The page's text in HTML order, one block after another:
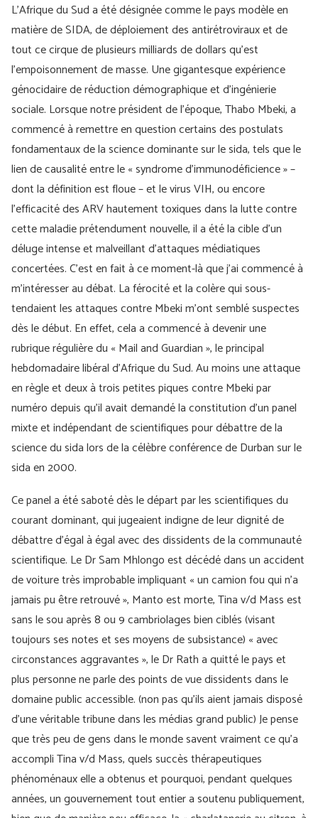
L’Afrique du Sud a été désignée comme le pays modèle en
matière de SIDA, de déploiement des antirétroviraux et de
tout ce cirque de plusieurs milliards de dollars qu’est
l’empoisonnement de masse. Une gigantesque expérience
génocidaire de réduction démographique et d’ingénierie
sociale. Lorsque notre président de l’époque, Thabo Mbeki, a
commencé à remettre en question certains des postulats
fondamentaux de la science dominante sur le sida, tels que le
lien de causalité entre le « syndrome d’immunodéficience » –
dont la définition est floue – et le virus VIH, ou encore
l’efficacité des ARV hautement toxiques dans la lutte contre
cette maladie prétendument nouvelle, il a été la cible d’un
déluge intense et malveillant d’attaques médiatiques
concertées. C’est en fait à ce moment-là que j’ai commencé à
m’intéresser au débat. La férocité et la colère qui sous-
tendaient les attaques contre Mbeki m’ont semblé suspectes
dès le début. En effet, cela a commencé à devenir une
rubrique régulière du « Mail and Guardian », le principal
hebdomadaire libéral d’Afrique du Sud. Au moins une attaque
en règle et deux à trois petites piques contre Mbeki par
numéro depuis qu’il avait demandé la constitution d’un panel
mixte et indépendant de scientifiques pour débattre de la
science du sida lors de la célèbre conférence de Durban sur le
sida en 2000.
Ce panel a été saboté dès le départ par les scientifiques du
courant dominant, qui jugeaient indigne de leur dignité de
débattre d’égal à égal avec des dissidents de la communauté
scientifique. Le Dr Sam Mhlongo est décédé dans un accident
de voiture très improbable impliquant « un camion fou qui n’a
jamais pu être retrouvé », Manto est morte, Tina v/d Mass est
sans le sou après 8 ou 9 cambriolages bien ciblés (visant
toujours ses notes et ses moyens de subsistance) « avec
circonstances aggravantes », le Dr Rath a quitté le pays et
plus personne ne parle des points de vue dissidents dans le
domaine public accessible. (non pas qu’ils aient jamais disposé
d’une véritable tribune dans les médias grand public) Je pense
que très peu de gens dans le monde savent vraiment ce qu’a
accompli Tina v/d Mass, quels succès thérapeutiques
phénoménaux elle a obtenus et pourquoi, pendant quelques
années, un gouvernement tout entier a soutenu publiquement,